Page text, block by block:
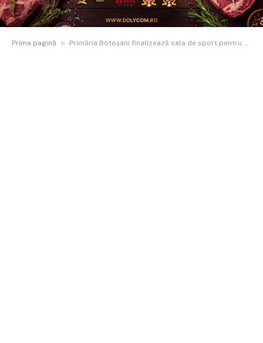
Prima pagină » Primăria Botoșani finalizează sala de sport pentru elevii Școlii „Sfânta Maria”